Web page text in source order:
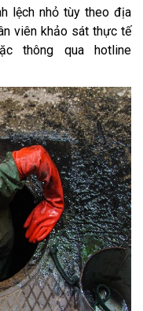
lệch nhỏ tùy theo địa
viên khảo sát thực tế
thông qua hotline